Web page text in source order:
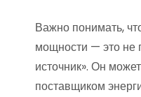
Важно понимать,
мощности — это не
источник». Он
поставщиком